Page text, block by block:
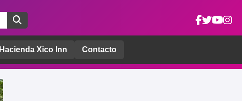
Hacienda Xico Inn Contacto